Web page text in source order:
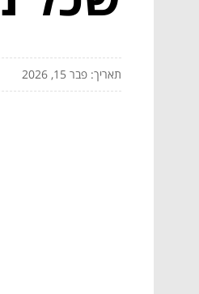
תאריך: פבר 15, 2026